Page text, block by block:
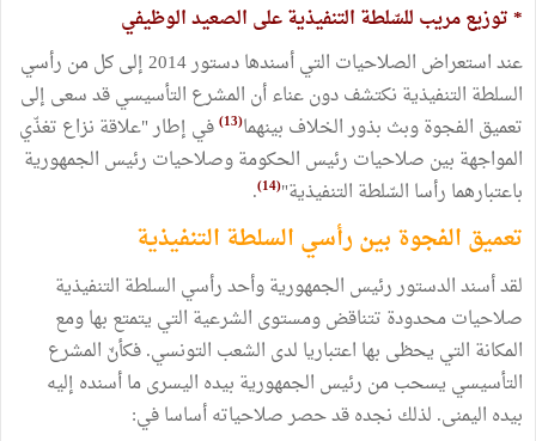
‏* توزيع مريب للسّلطة التنفيذية على الصعيد الوظيفي
‏عند استعراض الصلاحيات التي أسندها دستور 2014 إلى كل من رأسي
السلطة التنفيذية نكتشف دون عناء أن المشرع التأسيسي قد سعى إلى
تعميق الفجوة وبث بذور الخلاف بينهما(13)
في إطار "علاقة نزاع تغذّي
المواجهة بين صلاحيات رئيس الحكومة وصلاحيات رئيس الجمهورية
باعتبارهما رأسا السّلطة التنفيذية"(14)
.
‏تعميق الفجوة بين رأسي السلطة التنفيذية
‏لقد أسند الدستور رئيس الجمهورية وأحد رأسي السلطة التنفيذية
صلاحيات محدودة تتناقض ومستوى الشرعية التي يتمتع بها ومع
المكانة التي يحظى بها اعتباريا لدى الشعب التونسي. فكأنّ المشرع
التأسيسي يسحب من رئيس الجمهورية بيده اليسرى ما أسنده إليه
بيده اليمنى. لذلك نجده قد حصر صلاحياته أساسا في: